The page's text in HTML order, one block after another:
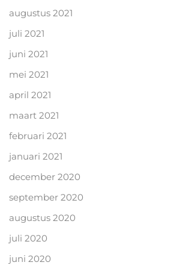
augustus 2021
juli 2021
juni 2021
mei 2021
april 2021
maart 2021
februari 2021
januari 2021
december 2020
september 2020
augustus 2020
juli 2020
juni 2020